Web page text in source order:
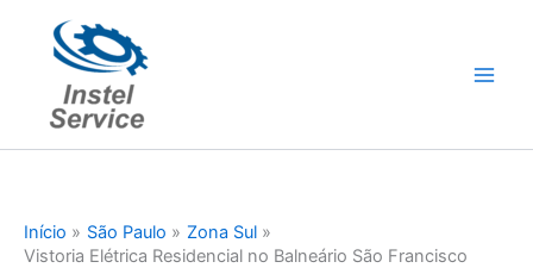
conteúdo
Início São Paulo
Zona Sul
Vistoria Elétrica Residencial no Balneário São Francisco